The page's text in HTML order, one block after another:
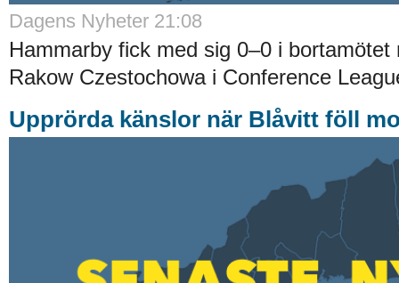
Dagens Nyheter 21:08
Hammarby fick med sig 0–0 i bortamötet
Rakow Czestochowa i Conference
Upprörda känslor när Blåvitt föll